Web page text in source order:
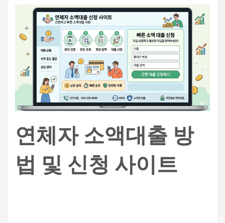
연체자 소액대출 방
법 및 신청 사이트